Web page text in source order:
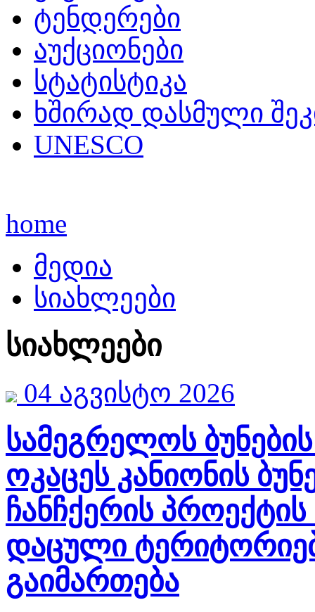
ტენდერები
აუქციონები
სტატისტიკა
ხშირად დასმული
UNESCO
home
მედია
სიახლეები
სიახლეები
04 აგვისტო 2026
სამეგრელოს
ოკაცეს კანიონის
ჩანჩქერის
დაცული
გაიმართება